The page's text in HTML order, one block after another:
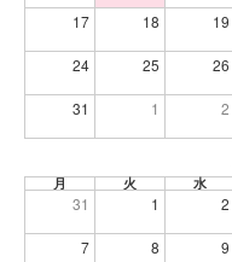
17 18 19
24 25 26
31 1 2
月 火 水
31 1 2
7 8 9